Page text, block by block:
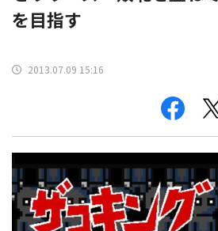
を目指す
2013.07.09 15:16